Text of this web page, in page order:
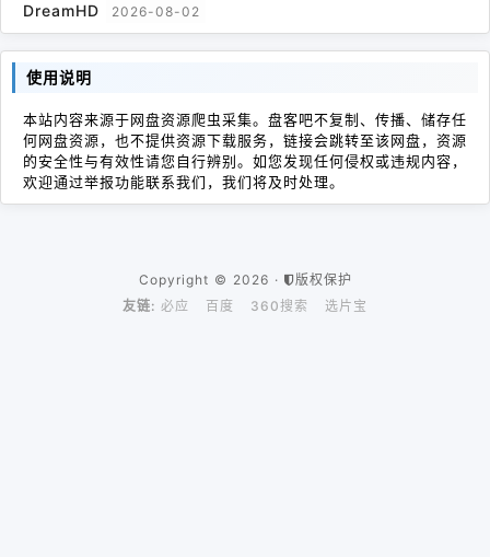
DreamHD
2026-08-02
使用说明
本站内容来源于网盘资源爬虫采集。盘客吧不复制、传播、储存任
何网盘资源，也不提供资源下载服务，链接会跳转至该网盘，资源
的安全性与有效性请您自行辨别。如您发现任何侵权或违规内容，
欢迎通过举报功能联系我们，我们将及时处理。
Copyright © 2026 ·
版权保护
友链: 必应 百度 360搜索 选片宝